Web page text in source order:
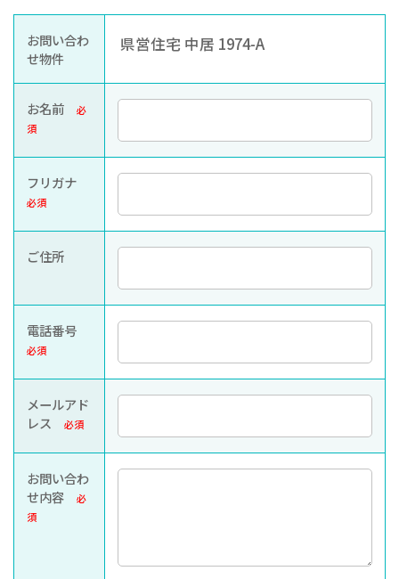
ぐんま住まいの
相談センター
現在お住まい
の方へ
公社に
ついて
採用
入札
お問い合わ
せ物件
県営住宅 中居 1974-A
お名前必
須
フリガナ
必須
ご住所
電話番号
必須
メールアド
レス必須
お問い合わ
せ内容必
須